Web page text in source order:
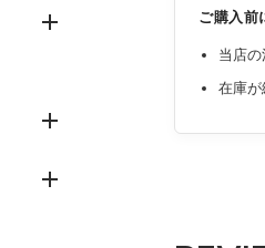
ご購入前
当店
在庫が